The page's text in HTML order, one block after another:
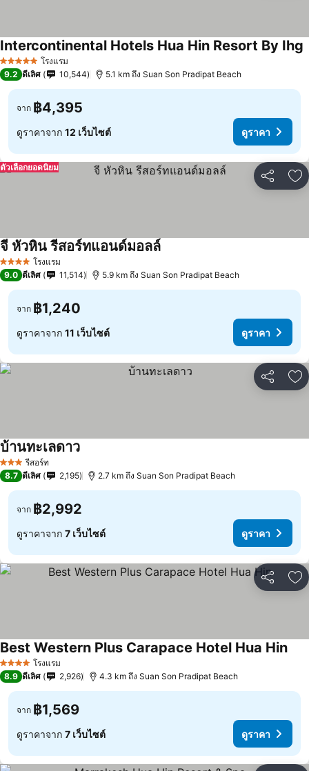
5 ดาว โรงแรม
Intercontinental Hotels Hua Hin Resort By Ihg
9.2 ดีเลิศ 10,544 5.1 km ถึง Suan Son Pradipat Beach
จาก ฿4,395
ดูราคาจาก 12 เว็บไซต์ ดูราคา
แชร์ เ
ตัวเลือกยอดนิยม
4 ดาว โรงแรม
จี หัวหิน รีสอร์ทแอนด์มอลล์
9.0 ดีเลิศ 11,514 5.9 km ถึง Suan Son Pradipat Beach
จาก ฿1,240
ดูราคาจาก 11 เว็บไซต์ ดูราคา
แชร์ เ
3 ดาว รีสอร์ท
บ้านทะเลดาว
8.7 ดีเลิศ 2,195 2.7 km ถึง Suan Son Pradipat Beach
จาก ฿2,992
ดูราคาจาก 7 เว็บไซต์ ดูราคา
แชร์ เ
4 ดาว โรงแรม
Best Western Plus Carapace Hotel Hua Hin
8.9 ดีเลิศ 2,926 4.3 km ถึง Suan Son Pradipat Beach
จาก ฿1,569
ดูราคาจาก 7 เว็บไซต์ ดูราคา